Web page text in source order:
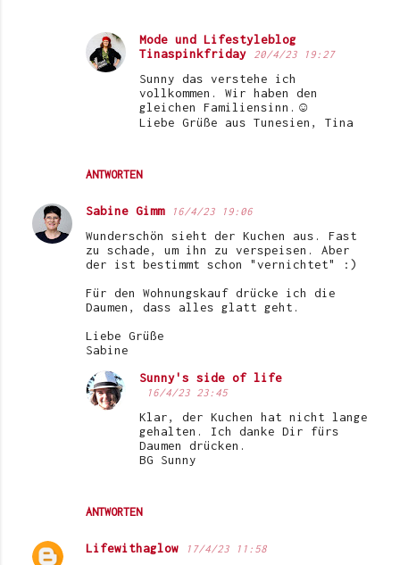
ANTWORTEN
Mode und Lifestyleblog
Tinaspinkfriday
20/4/23 19:27
Sunny das verstehe ich
vollkommen. Wir haben den
gleichen Familiensinn.☺️
Liebe Grüße aus Tunesien, Tina
Sabine Gimm 16/4/23 19:06
Wunderschön sieht der Kuchen aus. Fast
zu schade, um ihn zu verspeisen. Aber
der ist bestimmt schon "vernichtet" :)
Für den Wohnungskauf drücke ich die
Daumen, dass alles glatt geht.
Liebe Grüße
Sabine
ANTWORTEN
Sunny's side of life
16/4/23 23:45
Klar, der Kuchen hat nicht lange
gehalten. Ich danke Dir fürs
Daumen drücken.
BG Sunny
Lifewithaglow 17/4/23 11:58